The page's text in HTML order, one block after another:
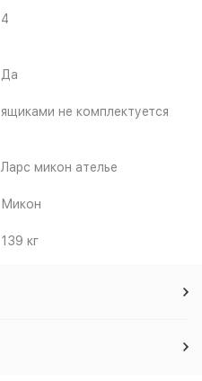
4
Да
ящиками не комплектуется
Ларс микон ателье
Микон
139 кг